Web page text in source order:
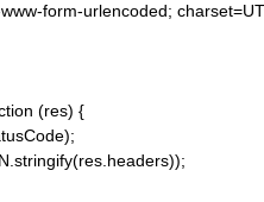
x-www-form-urlencoded;
(res) {